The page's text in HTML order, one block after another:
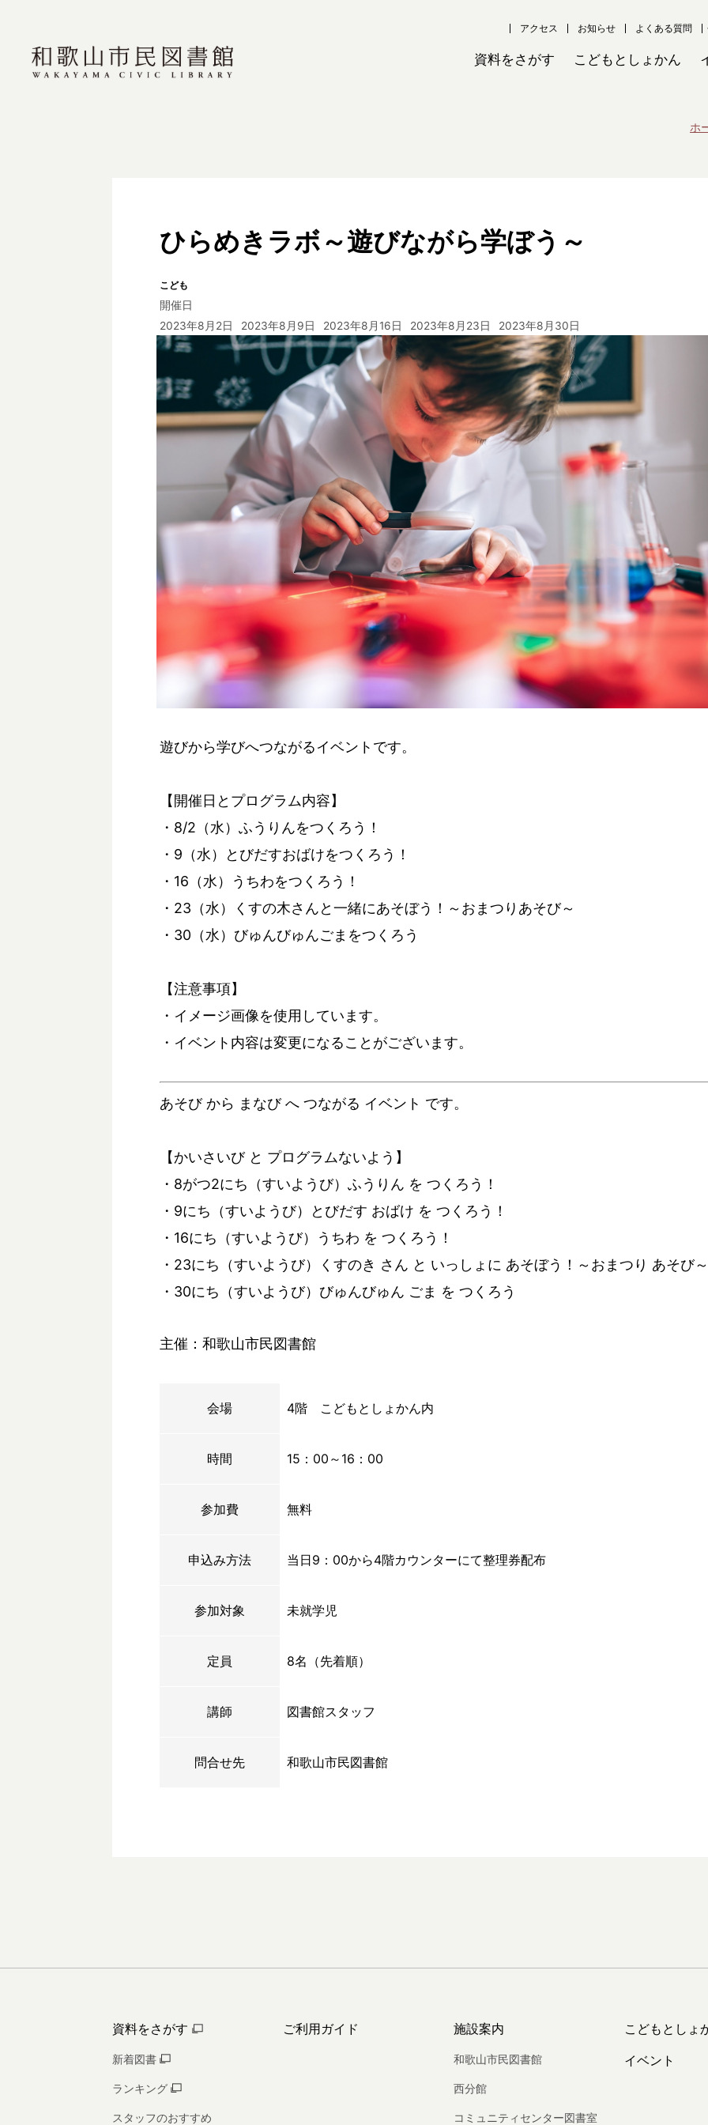
アクセス お知らせ よくある質問
資料をさがす こどもとしょかん
ホ
ひらめきラボ～遊びながら学ぼう～
こども
開催日
2023年8月2日
2023年8月9日 2023年8月16日 2023年8月23日 2023年8月30日
遊びから学びへつながるイベントです。
【開催日とプログラム内容】
・8/2（水）ふうりんをつくろう！
・9（水）とびだすおばけをつくろう！
・16（水）うちわをつくろう！
・23（水）くすの木さんと一緒にあそぼう！～おまつりあそび～
・30（水）びゅんびゅんごまをつくろう
【注意事項】
・イメージ画像を使用しています。
・イベント内容は変更になることがございます。
あそび から まなび へ つながる イベント です。
【かいさいび と プログラムないよう】
・8がつ2にち（すいようび）ふうりん を つくろう！
・9にち（すいようび）とびだす おばけ を つくろう！
・16にち（すいようび）うちわ を つくろう！
・23にち（すいようび）くすのき さん と いっしょに あそぼう！～おまつり あそび～
・30にち（すいようび）びゅんびゅん ごま を つくろう
主催：和歌山市民図書館
会場 4階 こどもとしょかん内
時間 15：00～16：00
参加費 無料
申込み方法 当日9：00から4階カウンターにて整理券配布
参加対象 未就学児
定員 8名（先着順）
講師 図書館スタッフ
問合せ先 和歌山市民図書館
資料をさがす
新着図書
ランキング
スタッフのおすすめ
ご利用ガイド 施設案内
和歌山市民図書館
西分館
コミュニティセンター図書室
こどもとしょ
イベント